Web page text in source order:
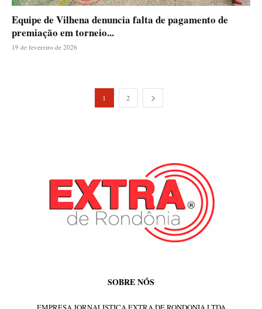
Equipe de Vilhena denuncia falta de pagamento de
premiação em torneio...
19 de fevereiro de 2026
1 2
SOBRE NÓS